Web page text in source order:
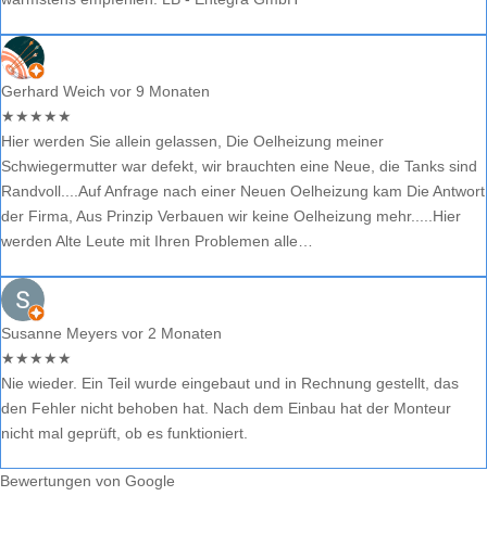
Gerhard Weich vor 9 Monaten
★★★★★
Hier werden Sie allein gelassen, Die Oelheizung meiner
Schwiegermutter war defekt, wir brauchten eine Neue, die Tanks sind
Randvoll....Auf Anfrage nach einer Neuen Oelheizung kam Die Antwort
der Firma, Aus Prinzip Verbauen wir keine Oelheizung mehr.....Hier
werden Alte Leute mit Ihren Problemen alle…
Susanne Meyers vor 2 Monaten
★★★★★
Nie wieder. Ein Teil wurde eingebaut und in Rechnung gestellt, das
den Fehler nicht behoben hat. Nach dem Einbau hat der Monteur
nicht mal geprüft, ob es funktioniert.
Bewertungen von Google